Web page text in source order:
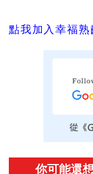
點我加入幸福